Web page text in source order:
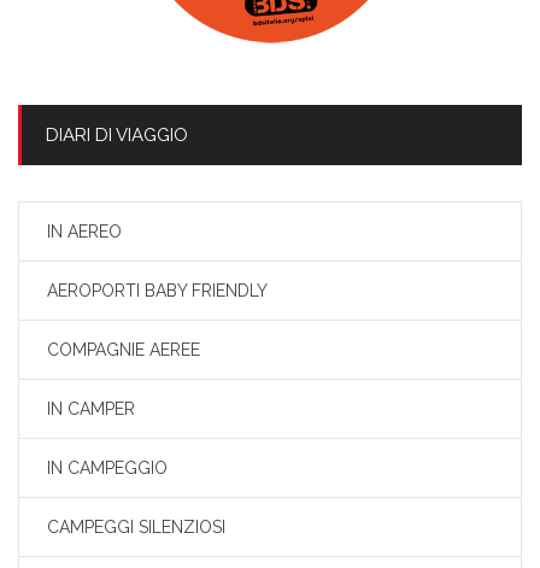
DIARI DI VIAGGIO
IN AEREO
AEROPORTI BABY FRIENDLY
COMPAGNIE AEREE
IN CAMPER
IN CAMPEGGIO
CAMPEGGI SILENZIOSI